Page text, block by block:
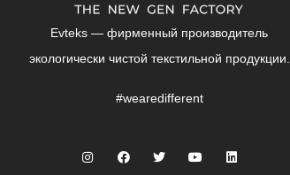
Evteks — фирменный производитель
экологически чистой текстильной продукции.
#wearedifferent